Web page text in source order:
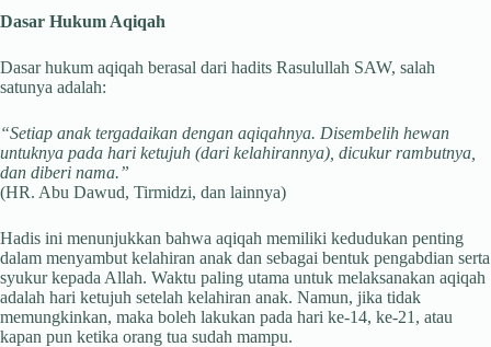
Dasar Hukum Aqiqah
Dasar hukum aqiqah berasal dari hadits Rasulullah SAW, salah
satunya adalah:
“Setiap anak tergadaikan dengan aqiqahnya. Disembelih hewan
untuknya pada hari ketujuh (dari kelahirannya), dicukur rambutnya,
dan diberi nama.”
(HR. Abu Dawud, Tirmidzi, dan lainnya)
Hadis ini menunjukkan bahwa aqiqah memiliki kedudukan penting
dalam menyambut kelahiran anak dan sebagai bentuk pengabdian serta
syukur kepada Allah. Waktu paling utama untuk melaksanakan aqiqah
adalah hari ketujuh setelah kelahiran anak. Namun, jika tidak
memungkinkan, maka boleh lakukan pada hari ke-14, ke-21, atau
kapan pun ketika orang tua sudah mampu.